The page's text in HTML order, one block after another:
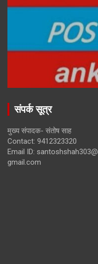
संपर्क सूत्र
मुख्य संपादक- संतोष साह
Contact: 9412323320
Email ID: santoshshah303@
gmail.com